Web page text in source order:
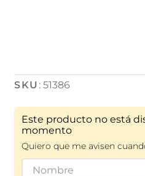
:51386
Este producto no está
momento
Quiero que me avisen